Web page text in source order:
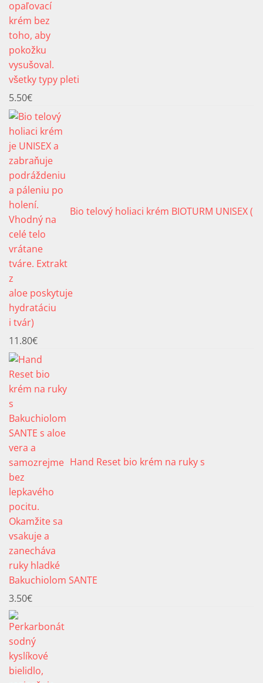
všetky typy pleti
5.50€
Bio telový holiaci krém BIOTURM UNISEX (
i tvár)
11.80€
Hand Reset bio krém na ruky s
Bakuchiolom SANTE
3.50€